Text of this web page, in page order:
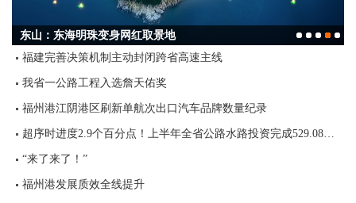
福建港口江西推介会在南昌举办
2024年全省交通运输成绩单出炉！
2024，交卷！
东山：东海明珠变身网红取景地
古田：路景产相融，日子越过越红火
福建完善决策机制主动封闭跨省高速主线
我省一公路工程入选詹天佑奖
福州港江阴港区刷新单航次出口汽车品牌数量纪录
超序时进度2.9个百分点！上半年全省公路水路投资完成529.08亿元
“来了来了！”
福州港发展质效全线提升